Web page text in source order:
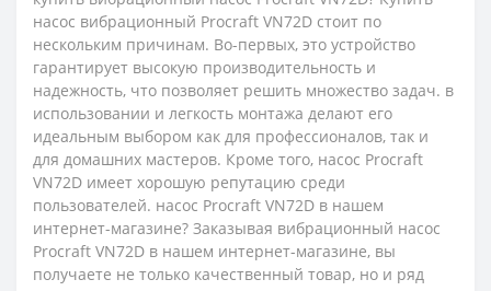
насос вибрационный Procraft VN72D стоит по
нескольким причинам. Во-первых, это устройство
гарантирует высокую производительность и
надежность, что позволяет решить множество задач. в
использовании и легкость монтажа делают его
идеальным выбором как для профессионалов, так и
для домашних мастеров. Кроме того, насос Procraft
VN72D имеет хорошую репутацию среди
пользователей. насос Procraft VN72D в нашем
интернет-магазине? Заказывая вибрационный насос
Procraft VN72D в нашем интернет-магазине, вы
получаете не только качественный товар, но и ряд